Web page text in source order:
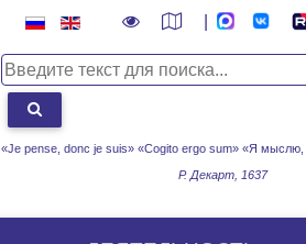
«Je pense, donc je suis» «Cogito ergo sum» «Я мыслю,
Р. Декарт, 1637